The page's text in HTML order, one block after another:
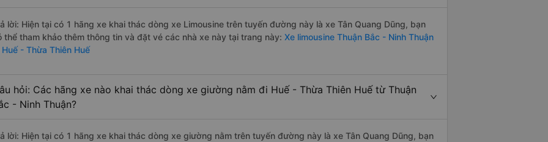
lời: Hiện tại có 1 hãng xe khai thác dòng xe Limousine trên tuyến đường này là xe Tân Quang Dũng, bạn
thể tham khảo thêm thông tin và đặt vé các nhà xe này tại trang này: Xe limousine Thuận Bắc - Ninh Thuận
- Thừa Thiên Huế
hỏi: Các hãng xe nào khai thác dòng xe giường nằm đi Huế - Thừa Thiên Huế từ Thuận
- Ninh Thuận?
lời: Hiện tại có 1 hãng xe khai thác dòng xe giường nằm trên tuyến đường này là xe Tân Quang Dũng, bạn